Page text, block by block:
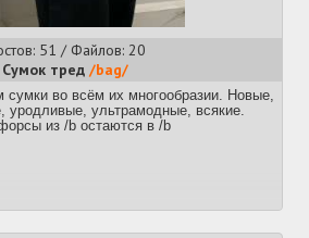
51 / Файлов: 20
Сумок тред /bag/
во всём их многообразии. Новые,
уродливые, ультрамодные, всякие.
из /b остаются в /b